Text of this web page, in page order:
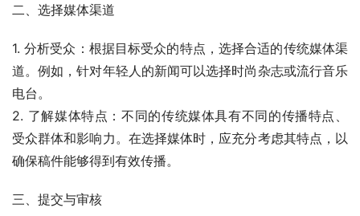
二、选择媒体渠道
1. 分析受众：根据目标受众的特点，选择合适的传统媒体渠
道。例如，针对年轻人的新闻可以选择时尚杂志或流行音乐
电台。
2. 了解媒体特点：不同的传统媒体具有不同的传播特点、
受众群体和影响力。在选择媒体时，应充分考虑其特点，以
确保稿件能够得到有效传播。
三、提交与审核